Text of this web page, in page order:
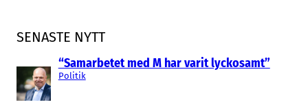
SENASTE NYTT
“Samarbetet med M har varit lyckosamt”
Politik